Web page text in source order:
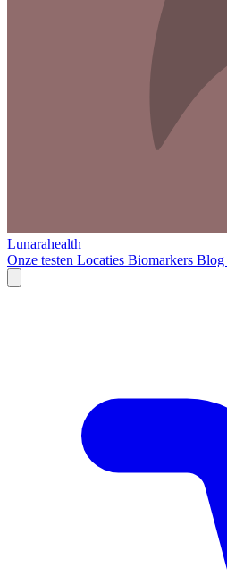
Lunarahealth
Onze testen Locaties Biomarkers Blog